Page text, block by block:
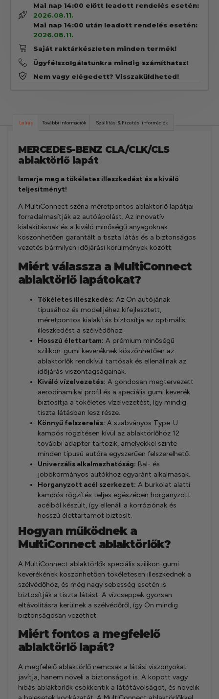
Mai nap 14:00 előtt leadott rendelés esetén:
2026.08.11.
Mai nap 14:00 után leadott rendelés esetén:
2026.08.11.
Saját raktárkészleten minden termék!
Ügyfélszolgálatunkra mindig számíthatsz!
Nem vagy elégedett? Visszaküldheted!
Leírás További információk Szállítási & Fizetési információk
MERCEDES-BENZ CLA/CLK/CLS
ablaktörlő lapát
Ismerje meg a tökéletes illeszkedést és a kiváló
teljesítményt!
A MultiConnect széria méretpontos ablaktörlő lapátjai
forradalmasítják az autóápolást. Az innovatív
kialakításnak és a kiváló minőségű anyagoknak
köszönhetően garantált a tiszta látás és a biztonságos
vezetés bármilyen időjárási körülmények között.
Miért válassza a MultiConnect
ablaktörlő lapátokat?
Tökéletes illeszkedés: Az Ön autójának
típusához és modelljéhez kifejlesztett,
méretpontos kialakítás biztosítja az optimális
illeszkedést a szélvédőhöz.
Hosszú élettartam: A prémium minőségű
szilikon-gumi keveréknek köszönhetően az
ablaktörlők rendkívül tartósak és ellenállnak az
időjárás viszontagságainak.
Kiváló vízelvezetés: A gondosan megtervezett
aerodinamikai profil és a speciális gumi keverék
biztosítja a tökéletes vízelvezetést, így mindig
tiszta látásban lesz része.
Könnyű felszerelés: A szabványos Type-U
kampós rögzítésen kívül az ablaktörlőhöz 12
további adapter tartozik, amelyekkel szinte
minden típusú autóra egyszerűen felszerelhető.
Univerzális alkalmazhatóság: Bal- és
jobbkormányos autókhoz egyaránt alkalmasak.
Horganyzott acél szerkezet: A burkolat alatti
kampós rögzítés teljes egészében horganyzott
acélból készült, így ellenáll a korróziónak és
hosszú élettartamot biztosít.
Hogyan működnek a
MultiConnect ablaktörlők?
A MultiConnect ablaktörlők speciális szilikon-gumi
keverékének köszönhetően tökéletesen illeszkednek a
szélvédőhöz, és még nagy sebesség esetén is
biztosítják a tiszta látást. A vízcseppek gyorsan
eltávolításra kerülnek a szélvédőről, így Ön mindig
biztonságosan vezethet.
Miért fontos a megfelelő
ablaktörlő lapát?
A megfelelő ablaktörlő nemcsak a látási viszonyokat
javítja, hanem növeli a biztonságot is. A kopott vagy
hibás ablaktörlők csökkentik a látótávolságot, és növelik